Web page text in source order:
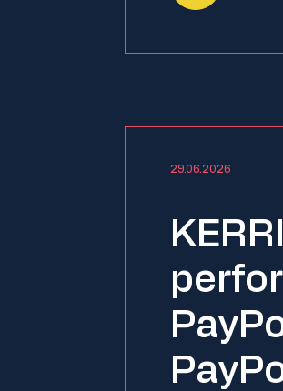
29.06.2026